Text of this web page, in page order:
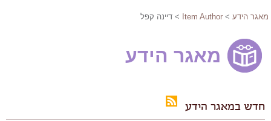
מאגר הידע >
Item Author > דיינה קפל
מאגר הידע
חדש במאגר הידע